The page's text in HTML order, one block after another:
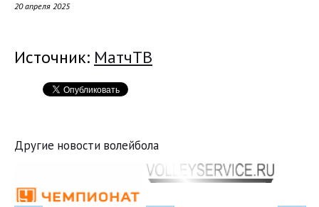
20 апреля 2025
Источник: МатчТВ
Другие новости волейбола